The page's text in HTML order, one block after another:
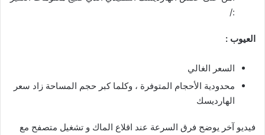
:/
العيوب :
السعر الغالي
محدودية الأحجام المتوفرة ، وكلما كبر حجم المساحة زاد سعر
الهارديسك
فيديو آخر يوضح فرق السرعة عند اقلاع الماك و تشغيل متصفح مع